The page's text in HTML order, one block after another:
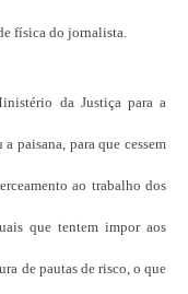
física do jornalista.
da Justiça para a
paisana, para que cessem
ao trabalho dos
que tentem impor aos
de pautas de risco, o que